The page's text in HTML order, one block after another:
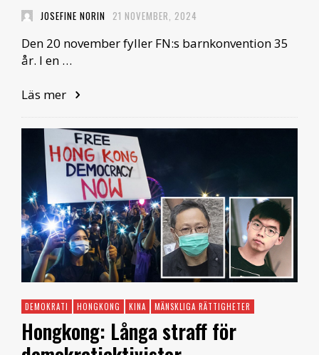
JOSEFINE NORIN 21 NOVEMBER, 2024
Den 20 november fyller FN:s barnkonvention 35
år. I en …
Läs mer
DEMOKRATI HONGKONG KINA MÄNSKLIGA RÄTTIGHETER
Hongkong: Långa straff för